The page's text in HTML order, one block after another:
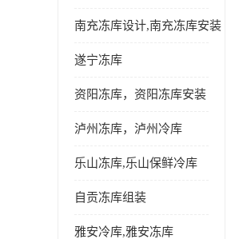
南充冻库设计,南充冻库安装
遂宁冻库
资阳冻库，资阳冻库安装
泸州冻库，泸州冷库
乐山冻库,乐山保鲜冷库
自贡冻库组装
雅安冷库,雅安冻库